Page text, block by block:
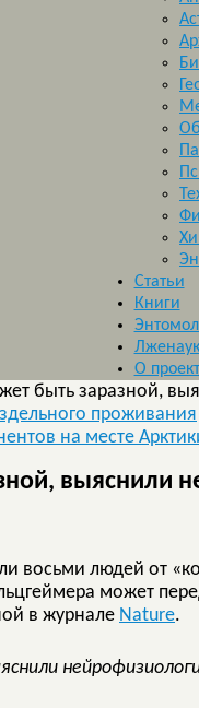
Статьи
Книги
О
быть заразной,
проживания
на месте
выяснили
восьми людей от
может
в журнале Nature.